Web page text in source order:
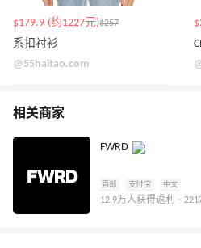
$179.9 (约1227元)$257
系扣衬衫
@55haitao.com
相关商家
FWRD
直邮 支付宝 中文
12.9万人获得返利 ·